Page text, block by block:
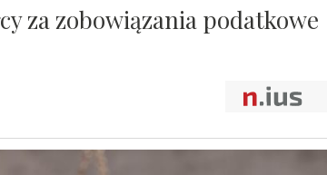
za zobowiązania podatkowe